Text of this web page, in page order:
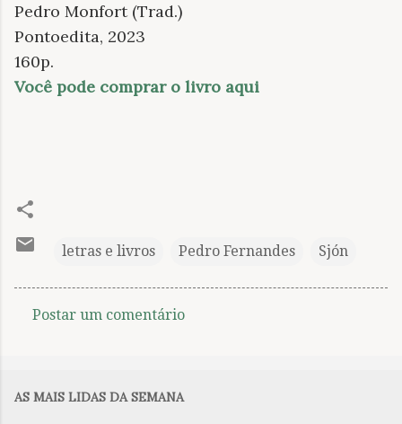
Pedro Monfort (Trad.)
Pontoedita, 2023
160p.
Você pode comprar o livro aqui
letras e livros Pedro Fernandes Sjón
Postar um comentário
AS MAIS LIDAS DA SEMANA